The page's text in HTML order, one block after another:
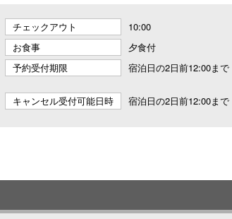
チェックアウト
10:00
お食事
夕食付
予約受付期限 宿泊日の2日前12:00まで
キャンセル受付可能日時 宿泊日の2日前12:00まで